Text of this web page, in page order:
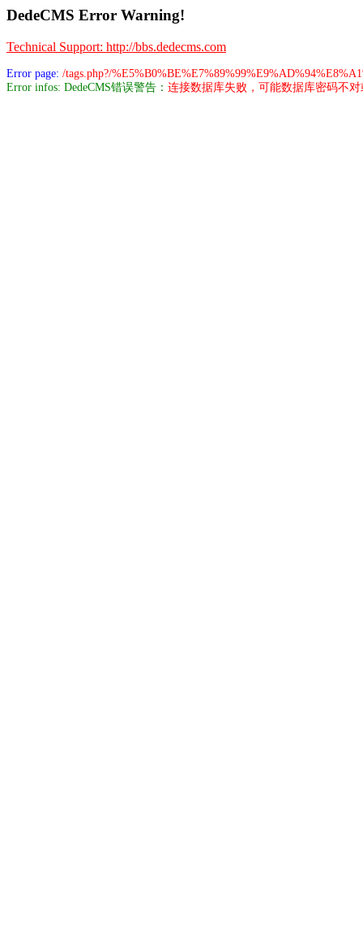
DedeCMS Error Warning!
Technical Support: http://bbs.dedecms.com
Error page: /tags.php?/
Error infos: DedeCMS错误警告： 连接数据库失败，可能数据库密码不